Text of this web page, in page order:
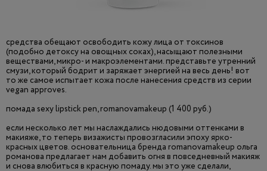
средства обещают освободить кожу лица от токсинов
(подобно детоксу на овощных соках), насыщают полезными
веществами, микро- и макроэлементами. представьте утренний
смузи, который бодрит и заряжает энергией на весь день! вот
то же самое испытает кожа после нанесения средств из серии
vegan approves.
помада sexy lipstick pen, romanovamakeup (1 400 руб.)
если несколько лет мы наслаждались нюдовыми оттенками в
макияже, то теперь визажисты провозгласили эпоху ярко-
красных цветов. основательница бренда romanovamakeup ольга
романова предлагает нам добавить огня в повседневный макияж
и снова влюбиться в красную помаду. мы это уже сделали,